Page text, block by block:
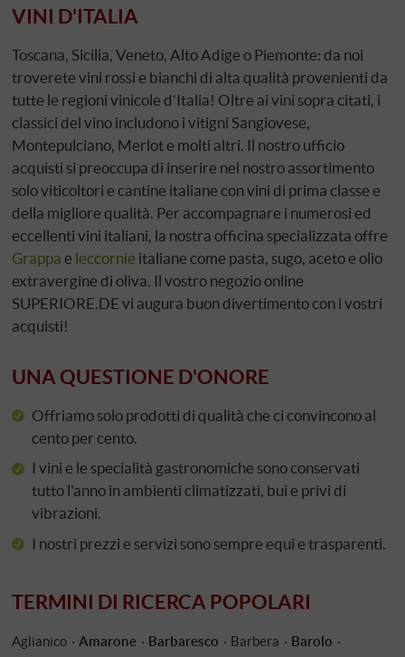
TERMINI DI RICERCA POPOLARI
Aglianico Amarone Barbaresco Barbera
Barolo
VINI D'ITALIA
Toscana, Sicilia, Veneto, Alto Adige o Piemonte: da noi
troverete vini rossi e bianchi di alta qualità provenienti da
tutte le regioni vinicole d'Italia! Oltre ai vini sopra citati, i
classici del vino includono i vitigni Sangiovese,
Montepulciano, Merlot e molti altri. Il nostro ufficio
acquisti si preoccupa di inserire nel nostro assortimento
solo viticoltori e cantine italiane con vini di prima classe e
della migliore qualità. Per accompagnare i numerosi ed
eccellenti vini italiani, la nostra officina specializzata offre
Grappa e leccornie italiane come pasta, sugo, aceto e olio
extravergine di oliva. Il vostro negozio online
SUPERIORE.DE vi augura buon divertimento con i vostri
acquisti!
UNA QUESTIONE D'ONORE
Offriamo solo prodotti di qualità che ci convincono al
cento per cento.
I vini e le specialità gastronomiche sono conservati
tutto l'anno in ambienti climatizzati, bui e privi di
vibrazioni.
I nostri prezzi e servizi sono sempre equi e trasparenti.